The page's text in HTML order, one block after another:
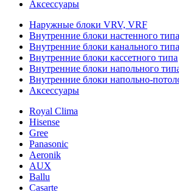
Аксессуары
Наружные блоки VRV, VRF
Внутренние блоки настенного типа
Внутренние блоки канального типа
Внутренние блоки кассетного типа
Внутренние блоки напольного
Внутренние блоки напольно-
Аксессуары
Royal Clima
Hisense
Gree
Panasonic
Aeronik
AUX
Ballu
Casarte